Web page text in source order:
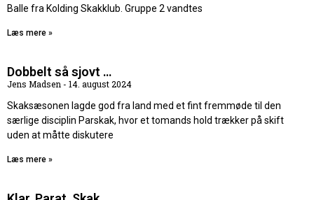
Balle fra Kolding Skakklub. Gruppe 2 vandtes
Læs mere »
Dobbelt så sjovt …
Jens Madsen
14. august 2024
Skaksæsonen lagde god fra land med et fint fremmøde til den
særlige disciplin Parskak, hvor et tomands hold trækker på skift
uden at måtte diskutere
Læs mere »